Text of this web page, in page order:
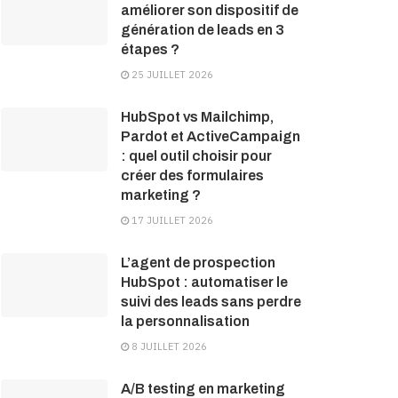
améliorer son dispositif de
génération de leads en 3
étapes ?
25 JUILLET 2026
HubSpot vs Mailchimp,
Pardot et ActiveCampaign
: quel outil choisir pour
créer des formulaires
marketing ?
17 JUILLET 2026
L’agent de prospection
HubSpot : automatiser le
suivi des leads sans perdre
la personnalisation
8 JUILLET 2026
A/B testing en marketing